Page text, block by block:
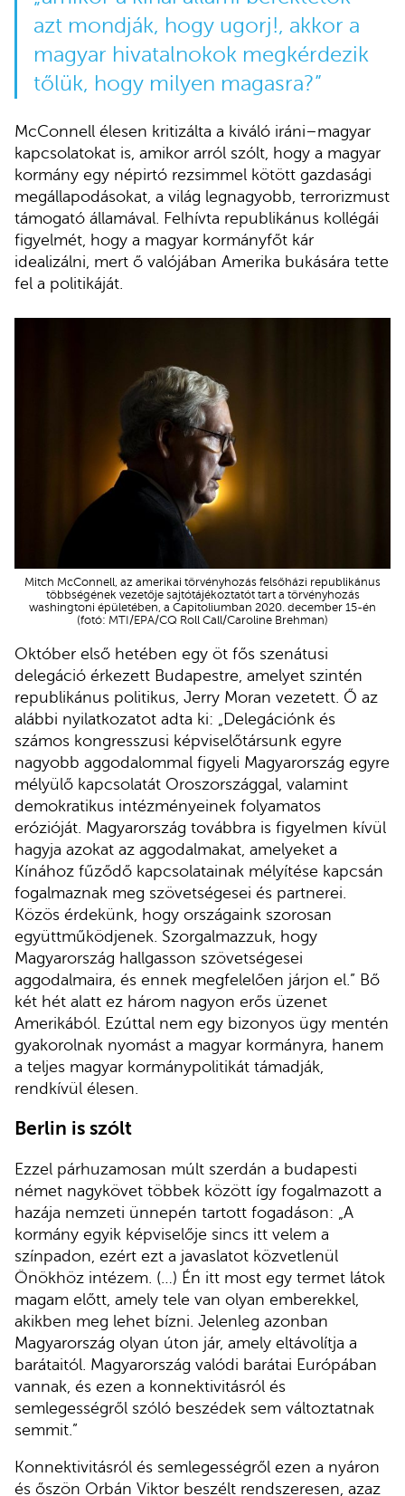
azt mondják, hogy ugorj!, akkor a
magyar hivatalnokok megkérdezik
tőlük, hogy milyen magasra?”
McConnell élesen kritizálta a kiváló iráni–magyar
kapcsolatokat is, amikor arról szólt, hogy a magyar
kormány egy népirtó rezsimmel kötött gazdasági
megállapodásokat, a világ legnagyobb, terrorizmust
támogató államával. Felhívta republikánus kollégái
figyelmét, hogy a magyar kormányfőt kár
idealizálni, mert ő valójában Amerika bukására tette
fel a politikáját.
Mitch McConnell, az amerikai törvényhozás felsőházi republikánus
többségének vezetője sajtótájékoztatót tart a törvényhozás
washingtoni épületében, a Capitoliumban 2020. december 15-én
(fotó: MTI/EPA/CQ Roll Call/Caroline Brehman)
Október első hetében egy öt fős szenátusi
delegáció érkezett Budapestre, amelyet szintén
republikánus politikus, Jerry Moran vezetett. Ő az
alábbi nyilatkozatot adta ki: „Delegációnk és
számos kongresszusi képviselőtársunk egyre
nagyobb aggodalommal figyeli Magyarország egyre
mélyülő kapcsolatát Oroszországgal, valamint
demokratikus intézményeinek folyamatos
erózióját. Magyarország továbbra is figyelmen kívül
hagyja azokat az aggodalmakat, amelyeket a
Kínához fűződő kapcsolatainak mélyítése kapcsán
fogalmaznak meg szövetségesei és partnerei.
Közös érdekünk, hogy országaink szorosan
együttműködjenek. Szorgalmazzuk, hogy
Magyarország hallgasson szövetségesei
aggodalmaira, és ennek megfelelően járjon el.” Bő
két hét alatt ez három nagyon erős üzenet
Amerikából. Ezúttal nem egy bizonyos ügy mentén
gyakorolnak nyomást a magyar kormányra, hanem
a teljes magyar kormánypolitikát támadják,
rendkívül élesen.
Berlin is szólt
Ezzel párhuzamosan múlt szerdán a budapesti
német nagykövet többek között így fogalmazott a
hazája nemzeti ünnepén tartott fogadáson: „A
kormány egyik képviselője sincs itt velem a
színpadon, ezért ezt a javaslatot közvetlenül
Önökhöz intézem. (…) Én itt most egy termet látok
magam előtt, amely tele van olyan emberekkel,
akikben meg lehet bízni. Jelenleg azonban
Magyarország olyan úton jár, amely eltávolítja a
barátaitól. Magyarország valódi barátai Európában
vannak, és ezen a konnektivitásról és
semlegességről szóló beszédek sem változtatnak
semmit.”
Konnektivitásról és semlegességről ezen a nyáron
és őszön Orbán Viktor beszélt rendszeresen, azaz